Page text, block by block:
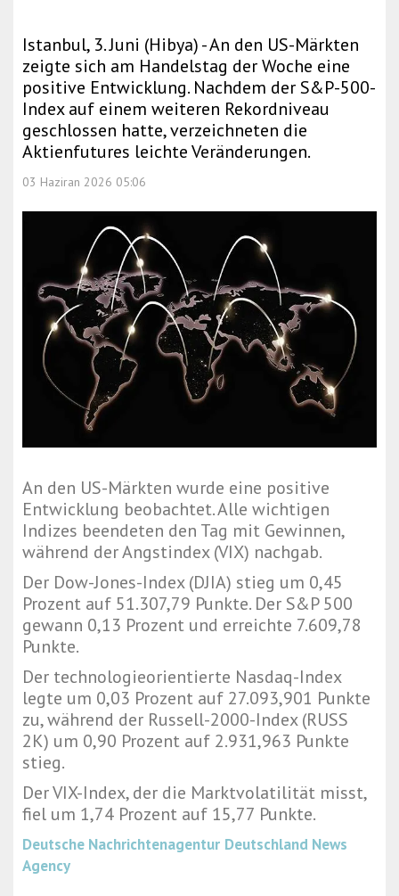
Istanbul, 3. Juni (Hibya) - An den US-Märkten
zeigte sich am Handelstag der Woche eine
positive Entwicklung. Nachdem der S&P-500-
Index auf einem weiteren Rekordniveau
geschlossen hatte, verzeichneten die
Aktienfutures leichte Veränderungen.
03 Haziran 2026 05:06
An den US-Märkten wurde eine positive
Entwicklung beobachtet. Alle wichtigen
Indizes beendeten den Tag mit Gewinnen,
während der Angstindex (VIX) nachgab.
Der Dow-Jones-Index (DJIA) stieg um 0,45
Prozent auf 51.307,79 Punkte. Der S&P 500
gewann 0,13 Prozent und erreichte 7.609,78
Punkte.
Der technologieorientierte Nasdaq-Index
legte um 0,03 Prozent auf 27.093,901 Punkte
zu, während der Russell-2000-Index (RUSS
2K) um 0,90 Prozent auf 2.931,963 Punkte
stieg.
Der VIX-Index, der die Marktvolatilität misst,
fiel um 1,74 Prozent auf 15,77 Punkte.
Deutsche Nachrichtenagentur Deutschland News
Agency